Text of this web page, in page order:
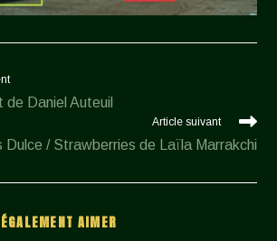
de Daniel Auteuil
Article suivant
Dulce / Strawberries de Laïla Marrakchi
AIMER